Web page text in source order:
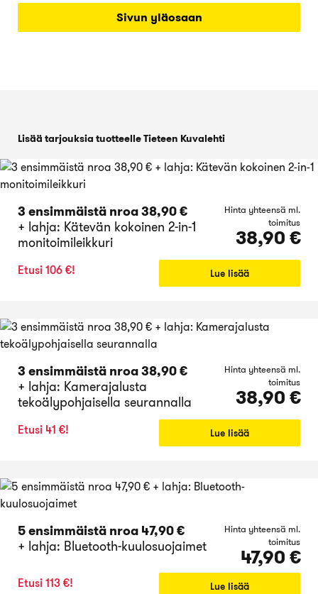
Sivun yläosaan
Lisää tarjouksia tuotteelle Tieteen Kuvalehti
3 ensimmäistä nroa 38,90 €
+ lahja: Kätevän kokoinen 2-in-1
monitoimileikkuri
Hinta yhteensä ml.
toimitus
38,90 €
Etusi 106 €! Lue lisää
3 ensimmäistä nroa 38,90 €
+ lahja: Kamerajalusta
tekoälypohjaisella seurannalla
Hinta yhteensä ml.
toimitus
38,90 €
Etusi 41 €! Lue lisää
5 ensimmäistä nroa 47,90 €
+ lahja: Bluetooth-kuulosuojaimet
Hinta yhteensä ml.
toimitus
47,90 €
Etusi 113 €! Lue lisää